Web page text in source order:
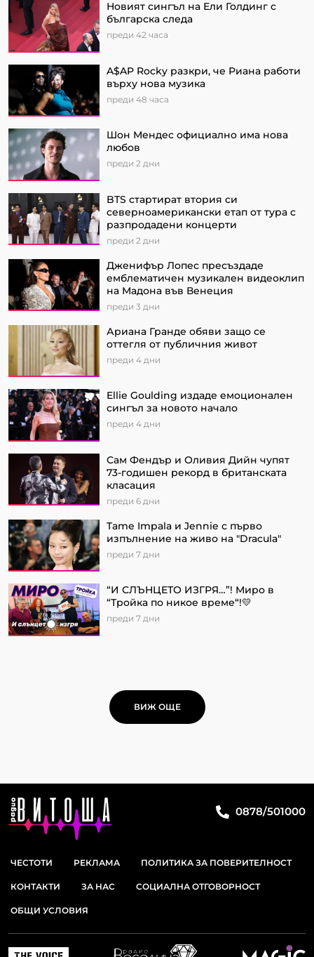
Новият сингъл на Ели Голдинг с
българска следа
преди 42 часа
A$AP Rocky разкри, че Риана работи
върху нова музика
преди 48 часа
Шон Мендес официално има нова
любов
преди 2 дни
BTS стартират втория си
северноамерикански етап от турa с
разпродадени концерти
преди 2 дни
Дженифър Лопес пресъздаде
емблематичен музикален видеоклип
на Мадона във Венеция
преди 3 дни
Ариана Гранде обяви защо се
оттегля от публичния живот
преди 4 дни
Ellie Goulding издаде емоционален
сингъл за новото начало
преди 4 дни
Сам Фендър и Оливия Дийн чупят
73-годишен рекорд в британската
класация
преди 6 дни
Tame Impala и Jennie с първо
изпълнение на живо на "Dracula"
преди 7 дни
“И СЛЪНЦЕТО ИЗГРЯ…”! Миро в
“Тройка по никое време“!💛
преди 7 дни
ВИЖ ОЩЕ
0878/501000
ЧЕСТОТИ РЕКЛАМА ПОЛИТИКА ЗА ПОВЕРИТЕЛНОСТ
КОНТАКТИ ЗА НАС СОЦИАЛНА ОТГОВОРНОСТ
ОБЩИ УСЛОВИЯ